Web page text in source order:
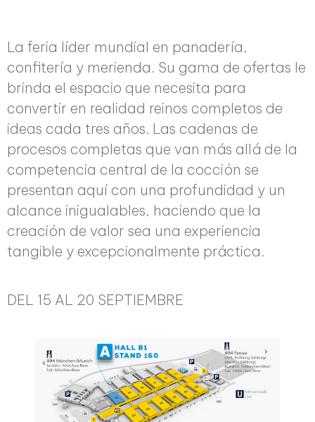
La feria líder mundial en panadería,
confitería y merienda. Su gama de ofertas le
brinda el espacio que necesita para
convertir en realidad reinos completos de
ideas cada tres años. Las cadenas de
procesos completas que van más allá de la
competencia central de la cocción se
presentan aquí con una profundidad y un
alcance inigualables, haciendo que la
creación de valor sea una experiencia
tangible y excepcionalmente práctica.
DEL 15 AL 20 SEPTIEMBRE